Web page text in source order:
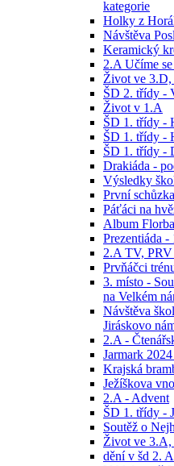
kategorie
Holky z
Návštěva
Keramický
2.A Učíme
Život ve 3.D,
ŠD 2. třídy -
Život v 1.A
ŠD 1. třídy -
ŠD 1. třídy -
ŠD 1. třídy -
Drakiáda -
Výsledky
První
Páťáci na
Album
Prezentiáda -
2.A TV,
Prvňáčci
3. místo -
na Velkém
Návštěva
Jiráskovo
2.A -
Jarmark
Krajská
Ježíškova
2.A - Advent
ŠD 1. třídy -
Soutěž o
Život ve 3.A,
dění v šd 2. A